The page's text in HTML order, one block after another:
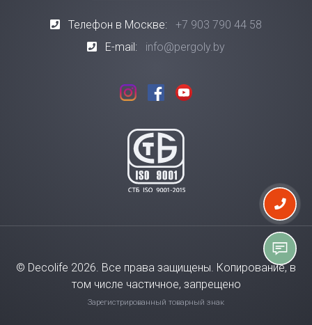
Телефон в Москве:
+7 903 790 44 58
E-mail:
info@pergoly.by
© Decolife 2026. Все права защищены. Копирование, в
том числе частичное, запрещено
Зарегистрированный товарный знак